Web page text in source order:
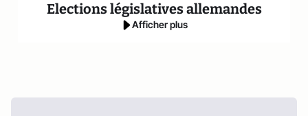
Elections législatives allemandes
Afficher plus